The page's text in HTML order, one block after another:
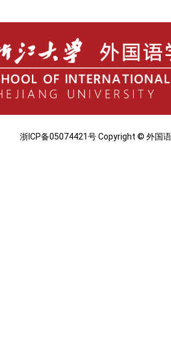
浙ICP备05074421号 Copyright © 外国